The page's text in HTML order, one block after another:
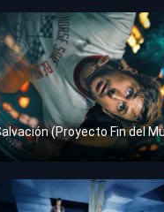
(Proyecto Fin del